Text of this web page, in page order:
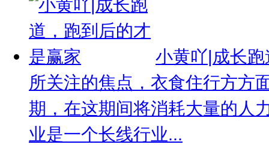
小黄吖|成长
所关注的焦点，衣食住行方方
期，在这期间将消耗大量的人
业是一个长线行业...